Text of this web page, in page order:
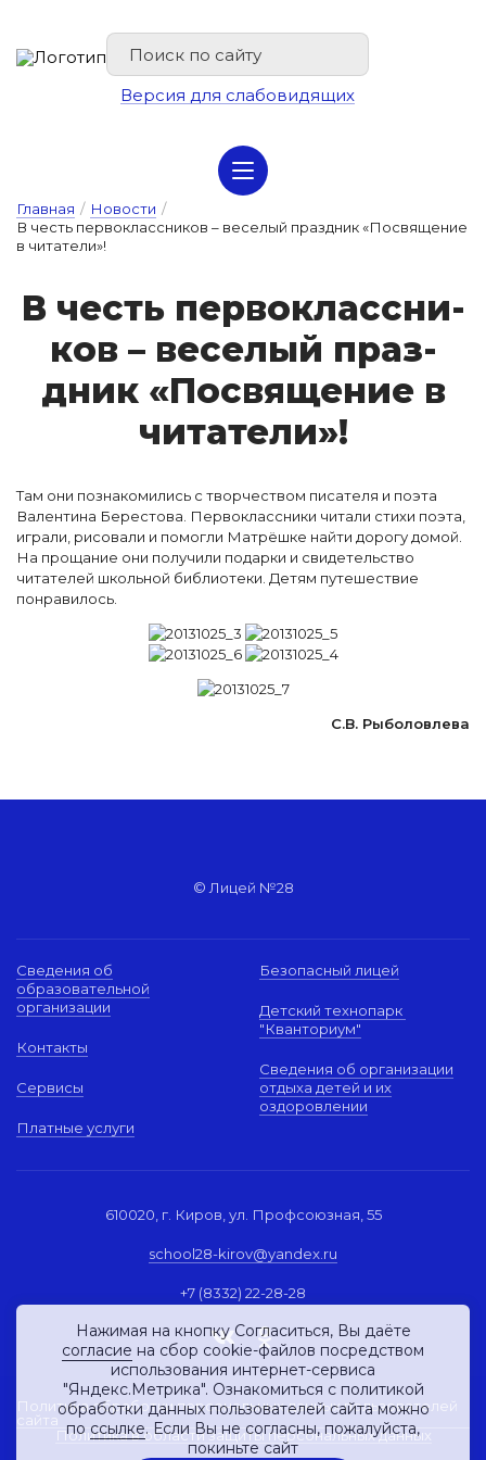
Версия для слабовидящих
Главная / Новости /
В честь первоклассников – веселый праздник «Посвящение
в читатели»!
В честь пер­воклас­сни­
ков – ве­се­лый праз­
дник «Пос­вя­ще­ние в
чи­та­те­ли»!
Там они познакомились с творчеством писателя и поэта
Валентина Берестова. Первоклассники читали стихи поэта,
играли, рисовали и помогли Матрёшке найти дорогу домой.
На прощание они получили подарки и свидетельство
читателей школьной библиотеки. Детям путешествие
понравилось.
С.В. Рыболовлева
© Лицей №28
Сведения об
образовательной
организации
Контакты
Сервисы
Платные услуги
Безопасный лицей
Детский технопарк
"Кванториум"
Сведения об организации
отдыха детей и их
оздоровлении
610020, г. Киров, ул. Профсоюзная, 55
school28-kirov@yandex.ru
+7 (8332) 22-28-28
Политика обработки персональных данных пользователей
сайта
Политика в области защиты персональных данных
Нажимая на кнопку Согласиться, Вы даёте
согласие на сбор cookie-файлов посредством
использования интернет-сервиса
"Яндекс.Метрика". Ознакомиться с политикой
обработки данных пользователей сайта можно
поссылке. Если Вы не согласны, пожалуйста,
покиньте сайт